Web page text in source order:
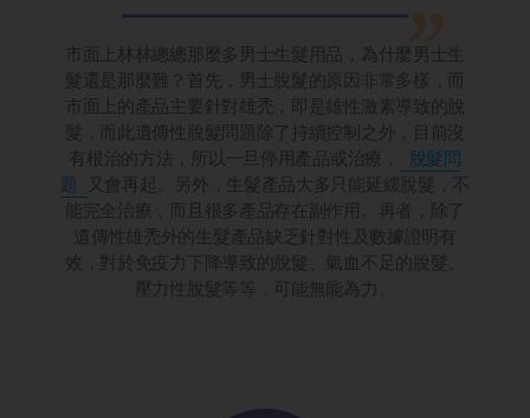
市面上林林總總那麼多男士生髮用品，為什麼男士生
髮還是那麼難？首先，男士脫髮的原因非常多樣，而
市面上的產品主要針對雄禿，即是雄性激素導致的脫
髮，而此遺傳性脫髮問題除了持續控制之外，目前沒
有根治的方法，所以一旦停用產品或治療，
脫髮問
題
又會再起。另外，生髮產品大多只能延緩脫髮，不
能完全治療，而且很多產品存在副作用。再者，除了
遺傳性雄禿外的生髮產品缺乏針對性及數據證明有
效，對於免疫力下降導致的脫髮、氣血不足的脫髮、
壓力性脫髮等等，可能無能為力。